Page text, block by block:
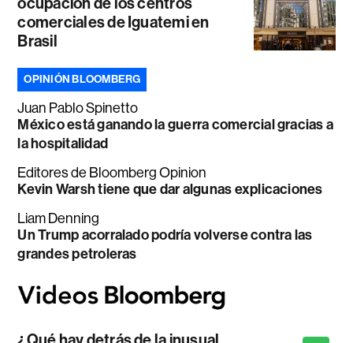
comerciales de Iguatemi en
Brasil
OPINIÓN BLOOMBERG
Juan Pablo Spinetto
México está ganando la guerra comercial gracias a
la hospitalidad
Editores de Bloomberg Opinion
Kevin Warsh tiene que dar algunas explicaciones
Liam Denning
Un Trump acorralado podría volverse contra las
grandes petroleras